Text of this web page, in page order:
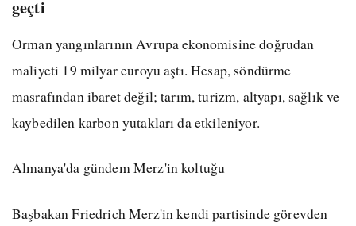
geçti
Orman yangınlarının Avrupa ekonomisine doğrudan
maliyeti 19 milyar euroyu aştı. Hesap, söndürme
masrafından ibaret değil; tarım, turizm, altyapı, sağlık ve
kaybedilen karbon yutakları da etkileniyor.
Almanya'da gündem Merz'in koltuğu
Başbakan Friedrich Merz'in kendi partisinde görevden